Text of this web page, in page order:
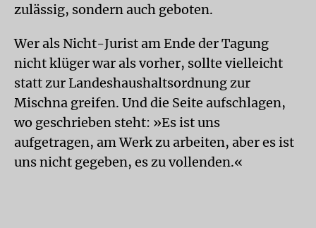
zulässig, sondern auch geboten.
Wer als Nicht-Jurist am Ende der Tagung
nicht klüger war als vorher, sollte vielleicht
statt zur Landeshaushaltsordnung zur
Mischna greifen. Und die Seite aufschlagen,
wo geschrieben steht: »Es ist uns
aufgetragen, am Werk zu arbeiten, aber es ist
uns nicht gegeben, es zu vollenden.«